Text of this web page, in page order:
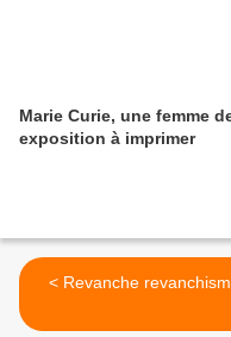
Marie Curie, une femme
exposition à imprimer
< Revanche revanchism